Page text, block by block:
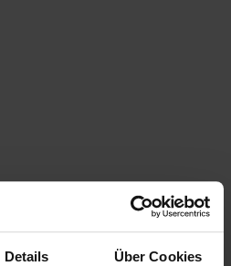
Details Über Cookies